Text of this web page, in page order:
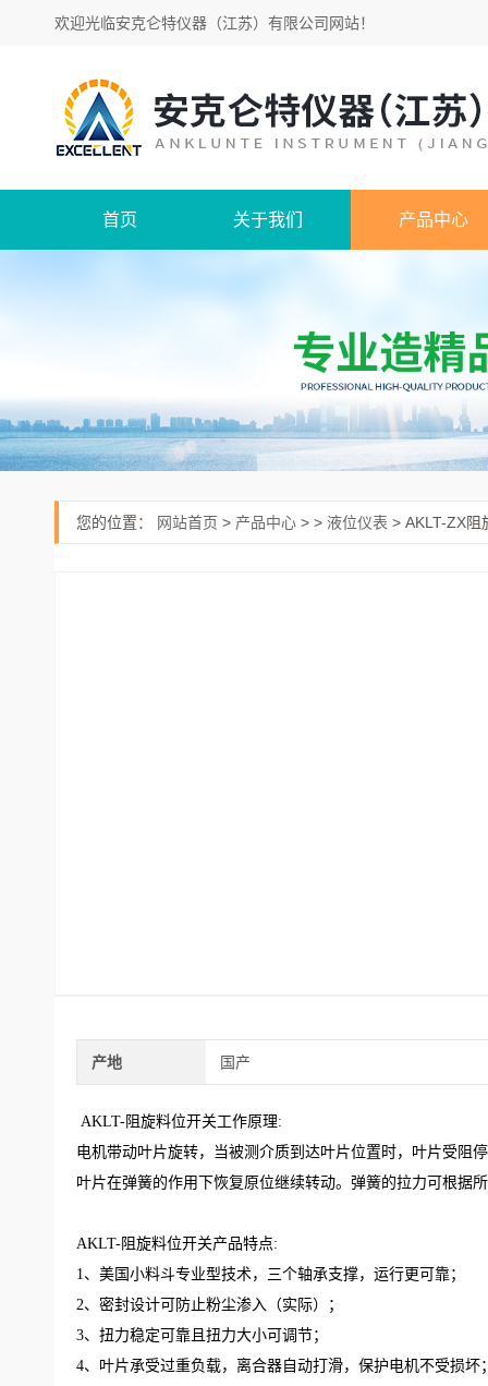
欢迎光临安克仑特仪器（江苏）有限公司网站！
首页 关于我们 产品中心
您的位置： 网站首页 > 产品中心 > > 液位仪表 > AKLT-ZX阻
产地 国产
AKLT-阻旋料位开关工作原理:
电机带动叶片旋转，当被测介质到达叶片位置时，叶片受阻
叶片在弹簧的作用下恢复原位继续转动。弹簧的拉力可根据
AKLT-阻旋料位开关产品特点:
1、美国小料斗专业型技术，三个轴承支撑，运行更可靠；
2、密封设计可防止粉尘渗入（实际）；
3、扭力稳定可靠且扭力大小可调节；
4、叶片承受过重负载，离合器自动打滑，保护电机不受损坏